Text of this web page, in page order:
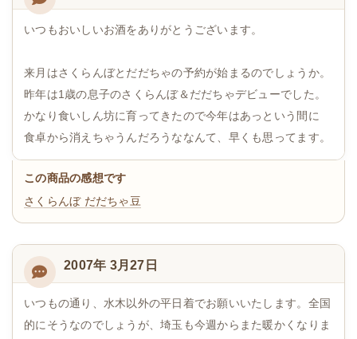
いつもおいしいお酒をありがとうございます。
来月はさくらんぼとだだちゃの予約が始まるのでしょうか。
昨年は1歳の息子のさくらんぼ＆だだちゃデビューでした。
かなり食いしん坊に育ってきたので今年はあっという間に
食卓から消えちゃうんだろうななんて、早くも思ってます。
この商品の感想です
さくらんぼ だだちゃ豆
2007年 3月27日
いつもの通り、水木以外の平日着でお願いいたします。全国
的にそうなのでしょうが、埼玉も今週からまた暖かくなりま